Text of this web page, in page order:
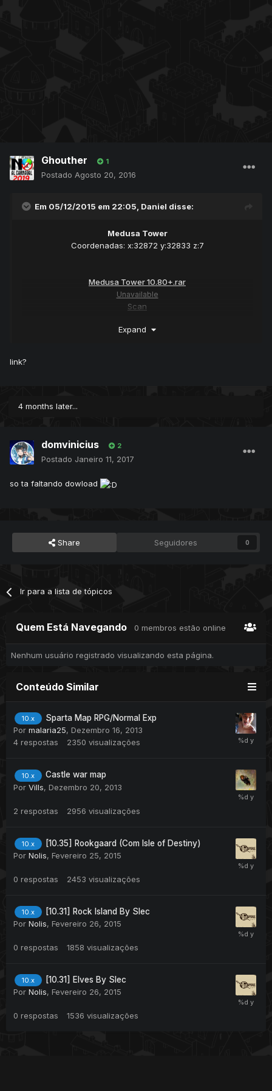
Ghouther 1
Postado Agosto 20, 2016
Em 05/12/2015 em 22:05, Daniel disse:
Medusa Tower
Coordenadas: x:32872 y:32833 z:7
Medusa Tower 10.80+.rar
Unavailable
Scan
Expand
link?
4 months later...
domvinicius 2
Postado Janeiro 11, 2017
so ta faltando dowload
Share Seguidores 0
Ir para a lista de tópicos
Quem Está Navegando 0 membros estão online
Nenhum usuário registrado visualizando esta página.
Conteúdo Similar
10.x
Sparta Map RPG/Normal Exp
Por malaria25, Dezembro 16, 2013
4 respostas 2350 visualizações
10.x
Castle war map
Por Vills, Dezembro 20, 2013
2 respostas 2956 visualizações
10.x
[10.35] Rookgaard (Com Isle of Destiny)
Por Nolis, Fevereiro 25, 2015
0 respostas 2453 visualizações
10.x
[10.31] Rock Island By Slec
Por Nolis, Fevereiro 26, 2015
0 respostas 1858 visualizações
10.x
[10.31] Elves By Slec
Por Nolis, Fevereiro 26, 2015
0 respostas 1536 visualizações